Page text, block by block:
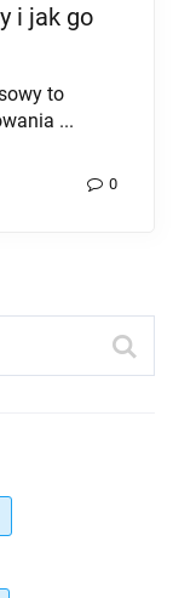
i jak go
to
...
0